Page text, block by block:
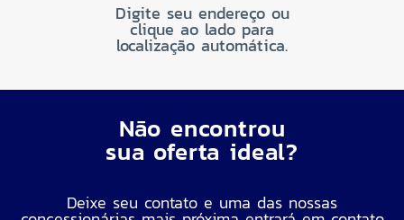
Digite seu endereço ou
clique ao lado para
localização automática.
Não encontrou
sua oferta ideal?
Deixe seu contato e uma das nossas